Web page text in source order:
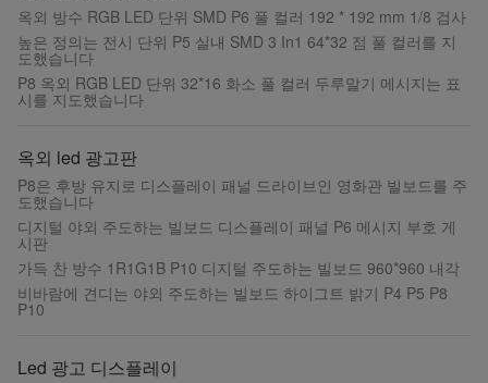
옥외 방수 RGB LED 단위 SMD P6 풀 컬러 192 * 192 mm 1/8 검사
높은 정의는 전시 단위 P5 실내 SMD 3 In1 64*32 점 풀 컬러를 지
도했습니다
P8 옥외 RGB LED 단위 32*16 화소 풀 컬러 두루말기 메시지는 표
시를 지도했습니다
옥외 led 광고판
P8은 후방 유지로 디스플레이 패널 드라이브인 영화관 빌보드를 주
도했습니다
디지털 야외 주도하는 빌보드 디스플레이 패널 P6 메시지 부호 게
시판
가득 찬 방수 1R1G1B P10 디지털 주도하는 빌보드 960*960 내각
비바람에 견디는 야외 주도하는 빌보드 하이그트 밝기 P4 P5 P8
P10
Led 광고 디스플레이